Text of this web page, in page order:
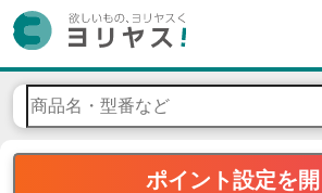
ポイント設定を開